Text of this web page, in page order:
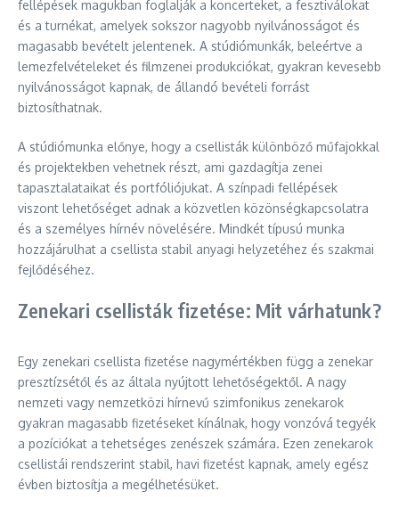
fellépések magukban foglalják a koncerteket, a fesztiválokat
és a turnékat, amelyek sokszor nagyobb nyilvánosságot és
magasabb bevételt jelentenek. A stúdiómunkák, beleértve a
lemezfelvételeket és filmzenei produkciókat, gyakran kevesebb
nyilvánosságot kapnak, de állandó bevételi forrást
biztosíthatnak.
A stúdiómunka előnye, hogy a csellisták különböző műfajokkal
és projektekben vehetnek részt, ami gazdagítja zenei
tapasztalataikat és portfóliójukat. A színpadi fellépések
viszont lehetőséget adnak a közvetlen közönségkapcsolatra
és a személyes hírnév növelésére. Mindkét típusú munka
hozzájárulhat a csellista stabil anyagi helyzetéhez és szakmai
fejlődéséhez.
Zenekari csellisták fizetése: Mit várhatunk?
Egy zenekari csellista fizetése nagymértékben függ a zenekar
presztízsétől és az általa nyújtott lehetőségektől. A nagy
nemzeti vagy nemzetközi hírnevű szimfonikus zenekarok
gyakran magasabb fizetéseket kínálnak, hogy vonzóvá tegyék
a pozíciókat a tehetséges zenészek számára. Ezen zenekarok
csellistái rendszerint stabil, havi fizetést kapnak, amely egész
évben biztosítja a megélhetésüket.